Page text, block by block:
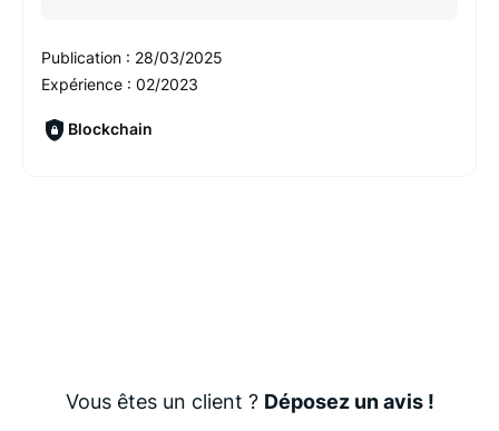
Publication : 28/03/2025
Expérience : 02/2023
Blockchain
Vous êtes un client ? Déposez un avis !